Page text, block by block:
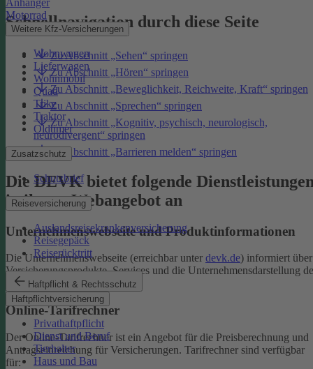
Anhänger
Motorrad
Weitere Kfz-Versicherungen
Wohnwagen
Lieferwagen
Wohnmobil
Quad
Trike
Traktor
Oldtimer
Zusatzschutz
Schutzbrief
Reiseversicherung
Auslandsreisekrankenversicherung
Reisegepäck
Reiserücktritt
Haftpflicht & Rechtsschutz
Haftpflichtversicherung
Privathaftpflicht
Dienst und Beruf
Tierhalter
Haus und Bau
Schnellnavigation durch diese Seite
Zu Abschnitt „Sehen“ springen
Zu Abschnitt „Hören“ springen
Zu Abschnitt „Beweglichkeit, Reichweite, Kraft“ springen
Zu Abschnitt „Sprechen“ springen
Zu Abschnitt „Kognitiv, psychisch, neurologisch,
neurodivergent“ springen
Zu Abschnitt „Barrieren melden“ springen
Die DEVK bietet folgende
in ihrem Webangebot an
Unternehmenswebseite und Produktinformationen
Die Unternehmenswebseite (erreichbar unter devk.de) informiert über
Versicherungsprodukte, Services und die Unternehmensdarstellung
DEVK.
Online-Tarifrechner
Der Online-Tarifrechner ist ein Angebot für die Preisberechnung und
Antragseinreichung für Versicherungen. Tarifrechner sind verfügbar
für: